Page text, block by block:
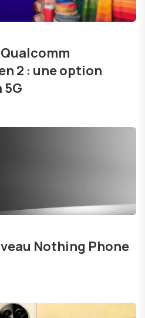
2 : une option
Nothing Phone